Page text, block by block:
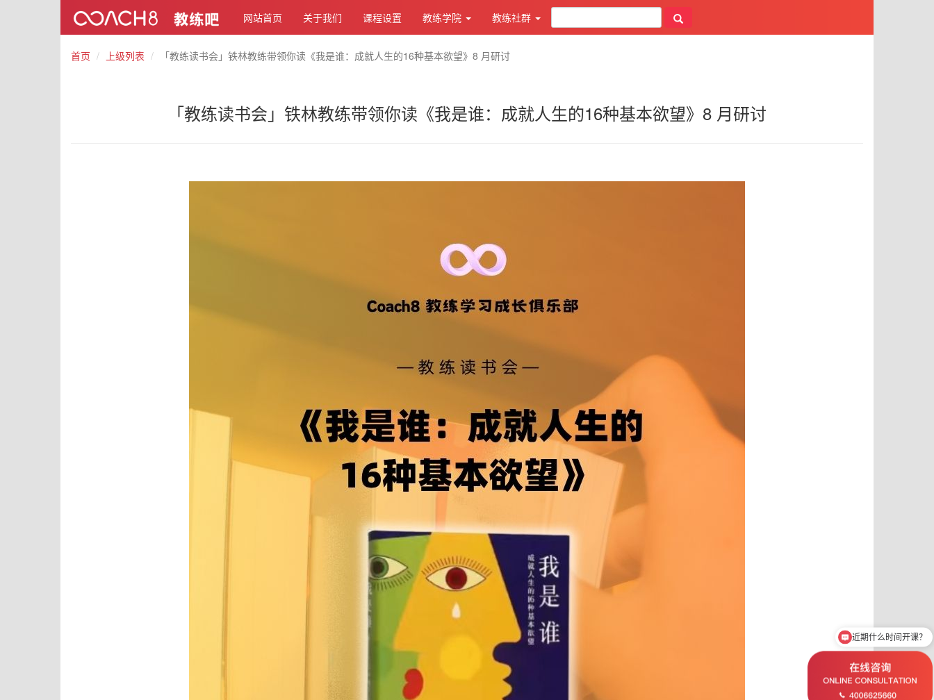
网站首页 关于我们 课程设置 教练学院 教练社群
首页 上级列表 「教练读书会」铁林教练带领你读《我是谁：成就人生的16种基本欲望》8 月研讨
「教练读书会」铁林教练带领你读《我是谁：成就人生的16种基本欲望》8 月研讨
近期什么时间开课？